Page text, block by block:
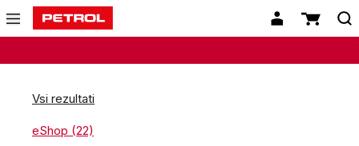
Vsi rezultati
eShop (22)